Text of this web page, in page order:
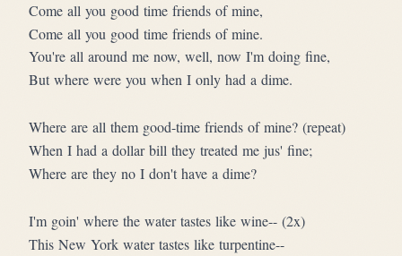
Come all you good time friends of mine,
Come all you good time friends of mine.
You're all around me now, well, now I'm doing fine,
But where were you when I only had a dime.
Where are all them good-time friends of mine? (repeat)
When I had a dollar bill they treated me jus' fine;
Where are they no I don't have a dime?
I'm goin' where the water tastes like wine-- (2x)
This New York water tastes like turpentine--